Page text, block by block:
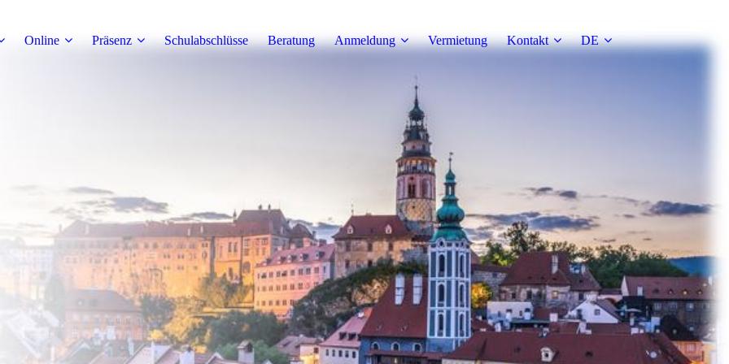
Online Präsenz Schulabschlüsse Beratung Anmeldung Vermietung Kontakt DE